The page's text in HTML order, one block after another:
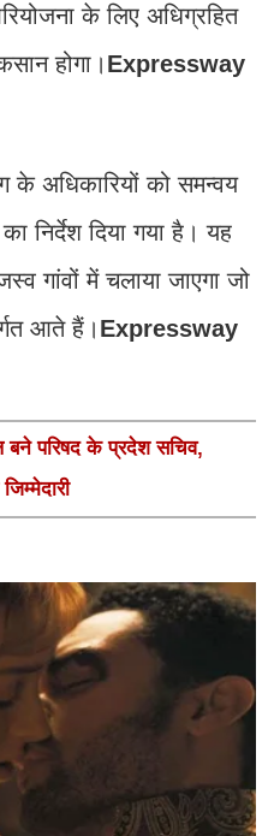
के लिए अधिग्रहित
होगा। Expressway
के अधिकारियों को समन्वय
निर्देश दिया गया है। यह
गांवों में चलाया जाएगा जो
आते हैं। Expressway
बने परिषद के प्रदेश सचिव,